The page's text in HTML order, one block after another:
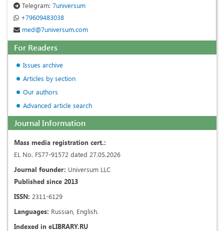
Telegram: 7universum
+79609483038
med@7universum.com
For Readers
Issues archive
Articles by section
Our authors
Advanced article search
Journal Information
Mass media registration cert.:
EL No. FS77-91572 dated 27.05.2026
Journal founder: Universum LLC
Published since 2013
ISSN: 2311-6129
Languages: Russian, English.
Indexed in eLIBRARY.RU